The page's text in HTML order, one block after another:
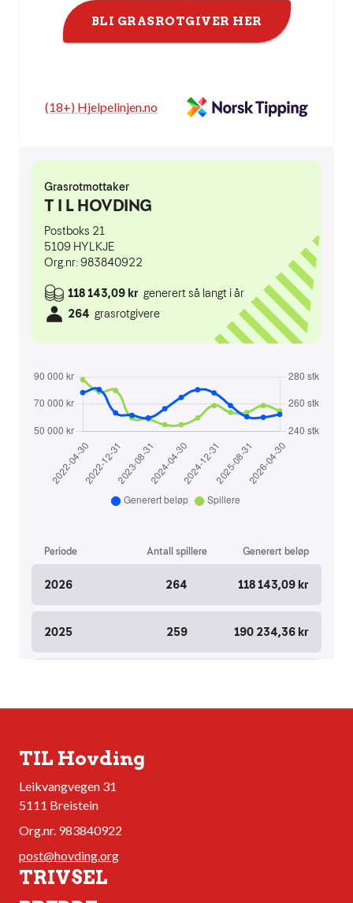
BLI GRASROTGIVER HER
(18+) Hjelpelinjen.no
TIL Hovding
Leikvangvegen 31
5111 Breistein
Org.nr. 983840922
post@hovding.org
TRIVSEL